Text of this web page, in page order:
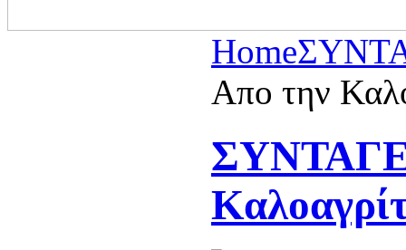
Home
Απο την